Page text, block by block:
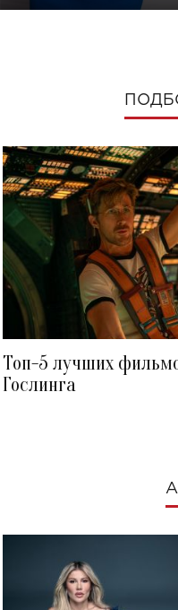
Топ-5 лучших
Гослинга